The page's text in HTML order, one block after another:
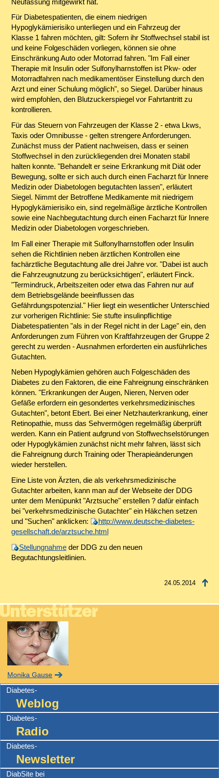
Für Diabetespatienten, die einem niedrigen
Hypoglykämierisiko unterliegen und ein Fahrzeug der
Klasse 1 fahren möchten, gilt: Sofern ihr Stoffwechsel stabil ist
und keine Folgeschäden vorliegen, können sie ohne
Einschränkung Auto oder Motorrad fahren. "Im Fall einer
Therapie mit Insulin oder Sulfonylharnstoffen ist Pkw- oder
Motorradfahren nach medikamentöser Einstellung durch den
Arzt und einer Schulung möglich", so Siegel. Darüber hinaus
wird empfohlen, den Blutzuckerspiegel vor Fahrtantritt zu
kontrollieren.
Für das Steuern von Fahrzeugen der Klasse 2 - etwa Lkws,
Taxis oder Omnibusse - gelten strengere Anforderungen.
Zunächst muss der Patient nachweisen, dass er seinen
Stoffwechsel in den zurückliegenden drei Monaten stabil
halten konnte. "Behandelt er seine Erkrankung mit Diät oder
Bewegung, sollte er sich auch durch einen Facharzt für Innere
Medizin oder Diabetologen begutachten lassen", erläutert
Siegel. Nimmt der Betroffene Medikamente mit niedrigem
Hypoglykämierisiko ein, sind regelmäßige ärztliche Kontrollen
sowie eine Nachbegutachtung durch einen Facharzt für Innere
Medizin oder Diabetologen vorgeschrieben.
Im Fall einer Therapie mit Sulfonylharnstoffen oder Insulin
sehen die Richtlinien neben ärztlichen Kontrollen eine
fachärztliche Begutachtung alle drei Jahre vor. "Dabei ist auch
die Fahrzeugnutzung zu berücksichtigen", erläutert Finck.
"Termindruck, Arbeitszeiten oder etwa das Fahren nur auf
dem Betriebsgelände beeinflussen das
Gefährdungspotenzial." Hier liegt ein wesentlicher Unterschied
zur vorherigen Richtlinie: Sie stufte insulinpflichtige
Diabetespatienten "als in der Regel nicht in der Lage" ein, den
Anforderungen zum Führen von Kraftfahrzeugen der Gruppe 2
gerecht zu werden - Ausnahmen erforderten ein ausführliches
Gutachten.
Neben Hypoglykämien gehören auch Folgeschäden des
Diabetes zu den Faktoren, die eine Fahreignung einschränken
können. "Erkrankungen der Augen, Nieren, Nerven oder
Gefäße erfordern ein gesondertes verkehrsmedizinisches
Gutachten", betont Ebert. Bei einer Netzhauterkrankung, einer
Retinopathie, muss das Sehvermögen regelmäßig überprüft
werden. Kann ein Patient aufgrund von Stoffwechselstörungen
oder Hypoglykämien zunächst nicht mehr fahren, lässt sich
die Fahreignung durch Training oder Therapieänderungen
wieder herstellen.
Eine Liste von Ärzten, die als verkehrsmedizinische
Gutachter arbeiten, kann man auf der Webseite der DDG
unter dem Menüpunkt "Arztsuche" erstellen ? dafür einfach
bei "verkehrsmedizinische Gutachter" ein Häkchen setzen
und "Suchen" anklicken:
http://www.deutsche-diabetes-
gesellschaft.de/arztsuche.html
Stellungnahmeder DDG zu den neuen
Begutachtungsleitlinien.
24.05.2014
Monika Gause
Diabetes-
Weblog
Diabetes-
Radio
Diabetes-
Newsletter
DiabSite bei